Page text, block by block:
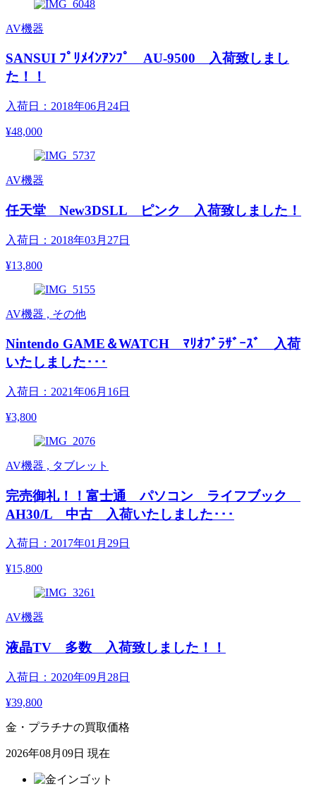
AV機器
SANSUI ﾌﾟﾘﾒｲﾝｱﾝﾌﾟ AU-9500 入荷致しまし
た！！
入荷日：2018年06月24日
¥48,000
AV機器
任天堂 New3DSLL ピンク 入荷致しました！
入荷日：2018年03月27日
¥13,800
AV機器 , その他
Nintendo GAME＆WATCH ﾏﾘｵﾌﾞﾗｻﾞｰｽﾞ 入荷
いたしました･･･
入荷日：2021年06月16日
¥3,800
AV機器 , タブレット
完売御礼！！富士通 パソコン ライフブック
AH30/L 中古 入荷いたしました･･･
入荷日：2017年01月29日
¥15,800
AV機器
液晶TV 多数 入荷致しました！！
入荷日：2020年09月28日
¥39,800
金・プラチナの買取価格
2026年08月09日 現在